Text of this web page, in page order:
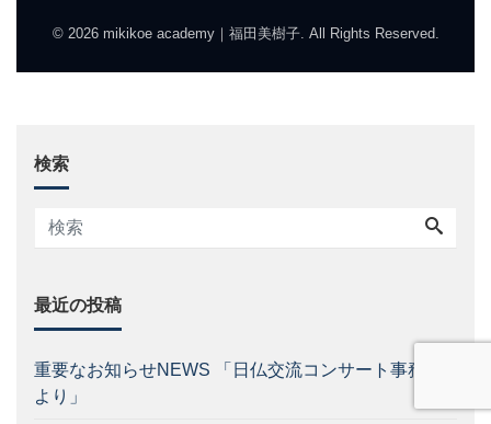
© 2026 mikikoe academy｜福田美樹子. All Rights Reserved.
検索
最近の投稿
重要なお知らせNEWS 「日仏交流コンサート事務局
より」